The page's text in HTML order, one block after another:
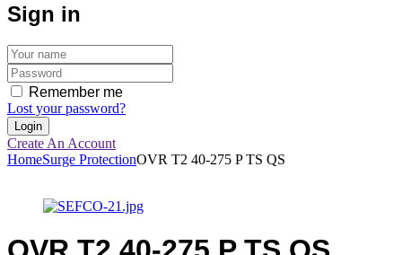
Sign in
Remember me
Lost your password?
Create An Account
HomeSurge ProtectionOVR T2 40-275 P TS QS